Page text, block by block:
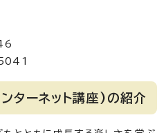
ターネット講座)の紹介